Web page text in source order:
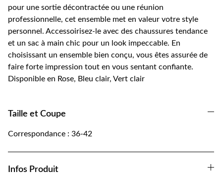
pour une sortie décontractée ou une réunion
professionnelle, cet ensemble met en valeur votre style
personnel. Accessoirisez-le avec des chaussures tendance
et un sac à main chic pour un look impeccable. En
choisissant un ensemble bien conçu, vous êtes assurée de
faire forte impression tout en vous sentant confiante.
Disponible en Rose, Bleu clair, Vert clair
Taille et Coupe
Correspondance : 36-42
Infos Produit